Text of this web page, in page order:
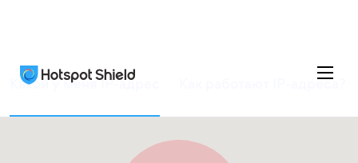
Какой у меня IP-адрес